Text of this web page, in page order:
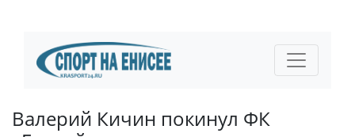
Валерий Кичин покинул ФК